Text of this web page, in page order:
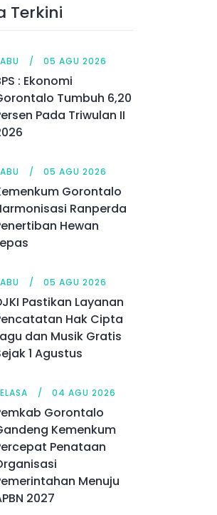
Terkini
05 AGU 2026
: Ekonomi
Tumbuh 6,20
Pada Triwulan II
05 AGU 2026
Gorontalo
Ranperda
Hewan
05 AGU 2026
Pastikan Layanan
Hak Cipta
dan Musik Gratis
1 Agustus
04 AGU 2026
Gorontalo
Kemenkum
Penataan
Menuju
2027